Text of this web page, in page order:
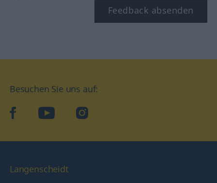
Feedback absenden
Besuchen Sie uns auf:
facebookYouTube Instagram
Langenscheidt